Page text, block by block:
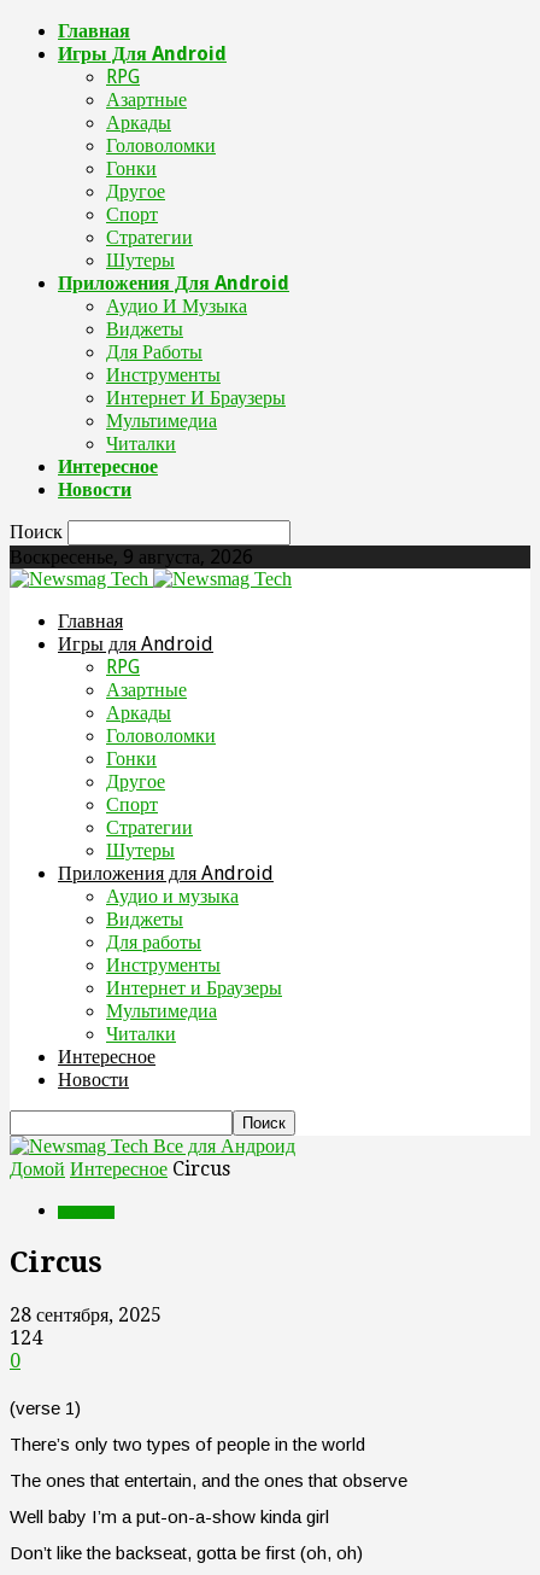
Главная
Игры Для Android
RPG
Азартные
Аркады
Головоломки
Гонки
Другое
Спорт
Стратегии
Шутеры
Приложения Для Android
Аудио И Музыка
Виджеты
Для Работы
Инструменты
Интернет И Браузеры
Мультимедиа
Читалки
Интересное
Новости
Поиск
Воскресенье, 9 августа, 2026
Главная
Игры для Android
RPG
Азартные
Аркады
Головоломки
Гонки
Другое
Спорт
Стратегии
Шутеры
Приложения для Android
Аудио и музыка
Виджеты
Для работы
Инструменты
Интернет и Браузеры
Мультимедиа
Читалки
Интересное
Новости
Все для Андроид
Домой Интересное Circus
Circus
28 сентября, 2025
124
0
(verse 1)
There’s only two types of people in the world
The ones that entertain, and the ones that observe
Well baby I’m a put-on-a-show kinda girl
Don’t like the backseat, gotta be first (oh, oh)